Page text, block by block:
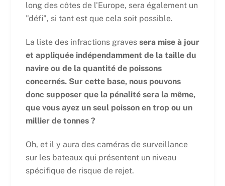
long des côtes de l'Europe, sera également un
"défi", si tant est que cela soit possible.
La liste des infractions gravessera mise à jour
et appliquée indépendamment de la taille du
navire ou de la quantité de poissons
concernés. Sur cette base, nous pouvons
donc supposer que la pénalité sera la même,
que vous ayez un seul poisson en trop ou un
millier de tonnes ?
Oh, et il y aura des caméras de surveillance
sur les bateaux qui présentent un niveau
spécifique de risque de rejet.